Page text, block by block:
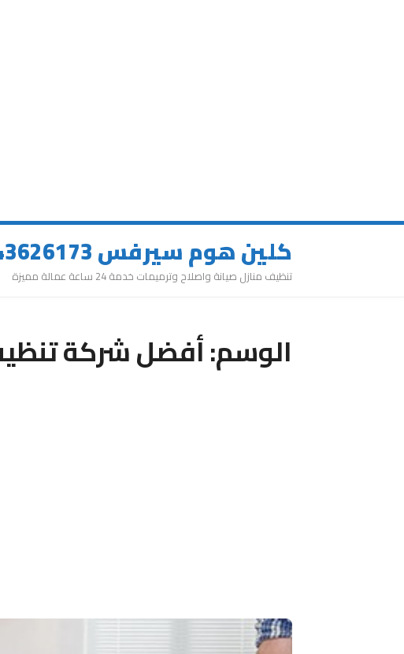
كلين هوم سيرفس 0543626173
تنظيف منازل صيانة واصلاح وترميمات خدمة 24 ساعة عمالة مميزة
الوسم:أفضل شركة